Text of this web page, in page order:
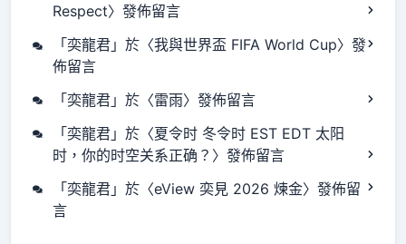
Respect〉發佈留言
「奕龍君 」於〈我與世界盃 FIFA World Cup〉發
佈留言
「奕龍君 」於〈雷雨〉發佈留言
「奕龍君 」於〈夏令时 冬令时 EST EDT 太阳
时，你的时空关系正确？ 〉發佈留言
「奕龍君 」於〈eView 奕見 2026 煉金〉發佈留
言